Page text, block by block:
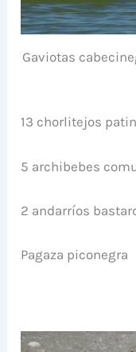
Gaviotas
13 chorlitejos
5 archibebes
2 andarríos
Pagaza piconegra